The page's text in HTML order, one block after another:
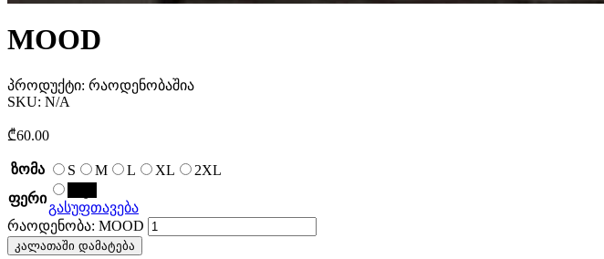
MOOD
პროდუქტი: რაოდენობაშია
SKU: N/A
₾60.00
ზომა S M L XL
2XL
ფერი
გასუფთავება
რაოდენობა: MOOD
კალათაში დამატება